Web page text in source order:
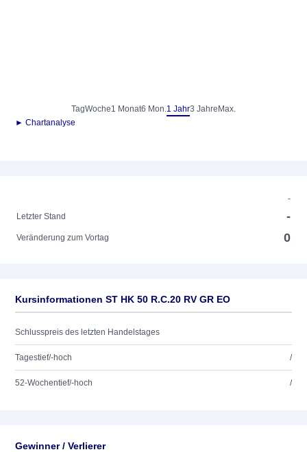
TagWoche1 Monat6 Mon.1 Jahr3 Jahre Max.
► Chartanalyse
-
Letzter Stand
-
Veränderung zum Vortag 0
Kursinformationen ST HK 50 R.C.20 RV GR EO
Schlusspreis des letzten Handelstages
Tagestief/-hoch /
52-Wochentief/-hoch /
Gewinner / Verlierer